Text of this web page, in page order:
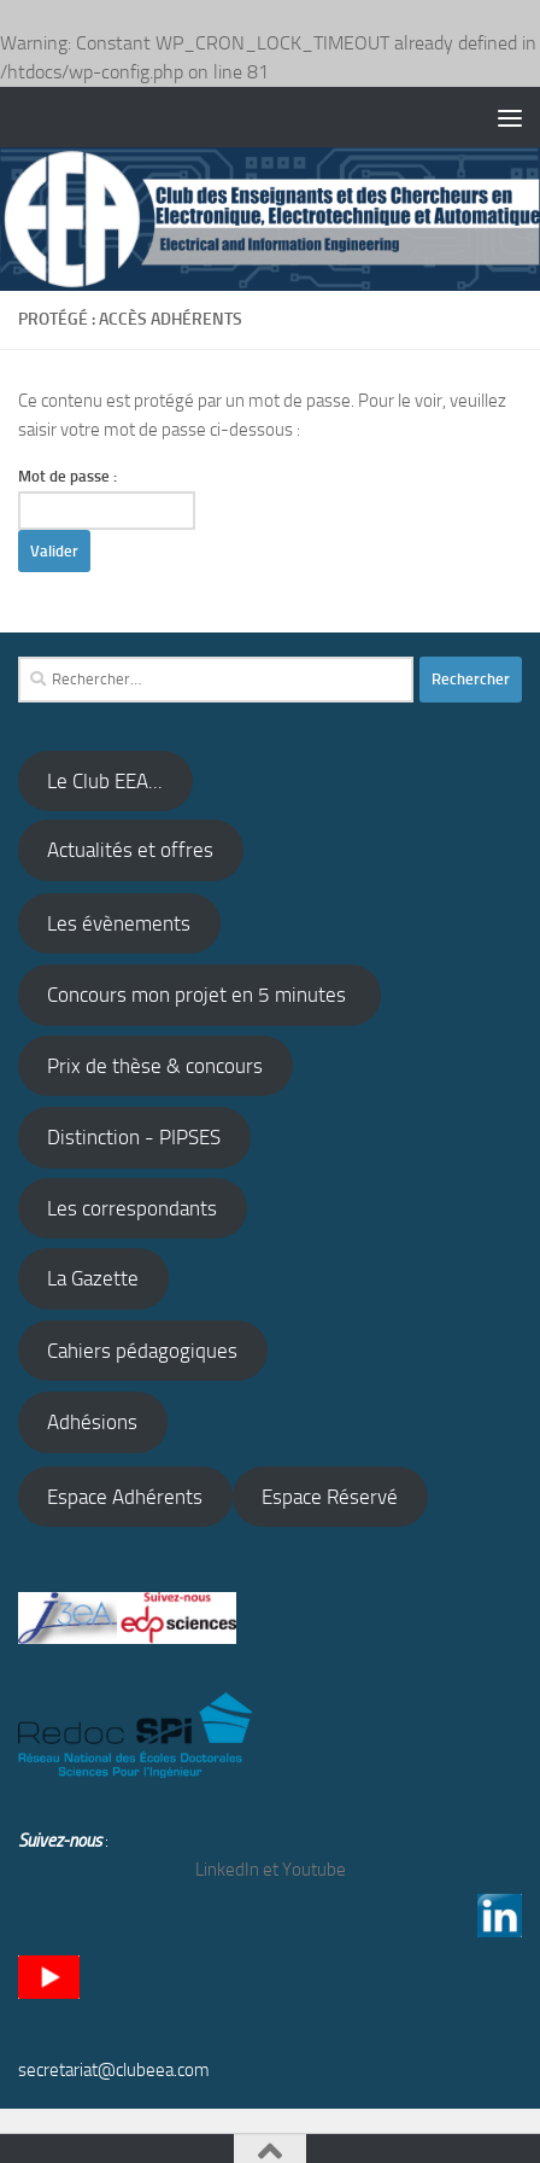
Warning: Constant WP_CRON_LOCK_TIMEOUT already defined in
/htdocs/wp-config.php on line 81
PROTÉGÉ : ACCÈS ADHÉRENTS
Ce contenu est protégé par un mot de passe. Pour le voir, veuillez
saisir votre mot de passe ci-dessous :
Mot de passe :
Rechercher :
Le Club EEA...
Actualités et offres
Les évènements
Concours mon projet en 5 minutes
Prix de thèse & concours
Distinction - PIPSES
Les correspondants
La Gazette
Cahiers pédagogiques
Adhésions
Espace Adhérents Espace Réservé
Suivez-nous:
LinkedIn et Youtube
secretariat@clubeea.com